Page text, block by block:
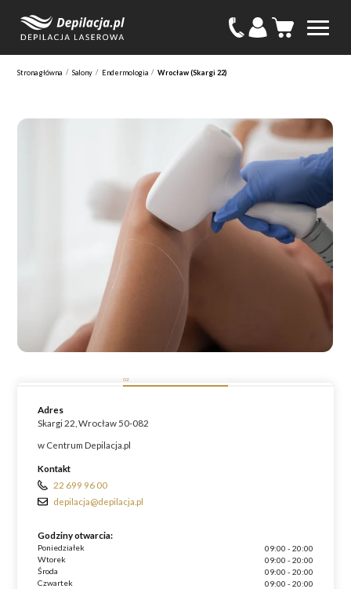
Strona główna / Salony / Endermologia / Wrocław (Skargi 22)
02
Adres
Skargi 22, Wrocław 50-082
w Centrum Depilacja.pl
Kontakt
22 699 96 00
depilacja@depilacja.pl
Godziny otwarcia:
Poniedziałek
09:00 - 20:00
Wtorek
09:00 - 20:00
Środa
09:00 - 20:00
Czwartek
09:00 - 20:00